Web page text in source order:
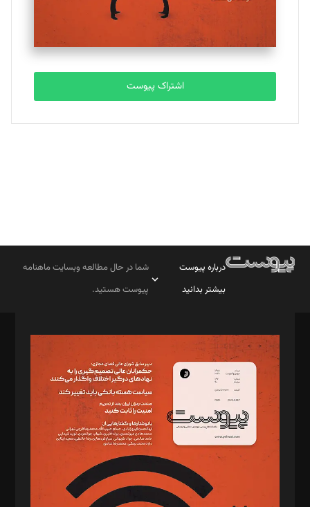
مصطفی مسجدی آرانی
تحریریه
بابک نقاش
تحریریه
اشتراک پیوست
درباره پیوست
بیشتر بدانید
شما در حال مطالعه وبسایت ماهنامه
پیوست هستید.
مدیر مسئول: محمدباقر اثنی‌عشری
سردبیر: مهرک محمودی
دبیر تحریریه: میثم قاسمی
د‌بیر ناداستان: سمانه سمیع
د‌بیر خدمت و تجارت: ابوالفضل رجبی
د‌بیر حقوق فناوری: حسام‌الدین ایپکچی
د‌بیر پیوست جهان: مینا پاکدل
د‌بیر تحریریه آنلاین: بابک نقاش
تحریریه‌: مجتبی محمود‌ی، آرش برهمند، یسنا امان‌پور، سروش کرمیان،